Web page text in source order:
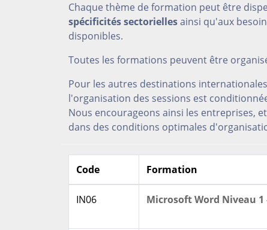
Chaque thème de formation peut être
spécificités sectoriellesainsi qu'aux
disponibles.
Toutes les formations peuvent être
Pour les autres destinations
l'organisation des sessions est
Nous encourageons ainsi les entreprises,
dans des conditions optimales
Code Formation
IN06 Microsoft Word Niveau